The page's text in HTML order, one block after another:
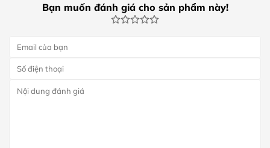
Bạn muốn đánh giá cho sản phẩm này!